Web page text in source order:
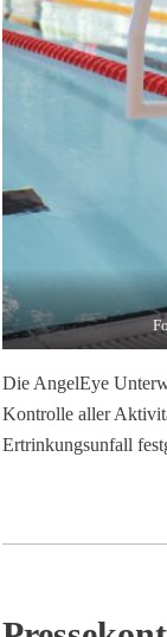
Die AngelEye
Kontrolle aller
Ertrinkungsunfall